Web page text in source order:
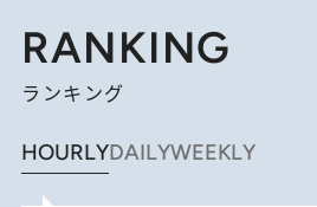
RANKING
ランキング
HOURLYDAILYWEEKLY